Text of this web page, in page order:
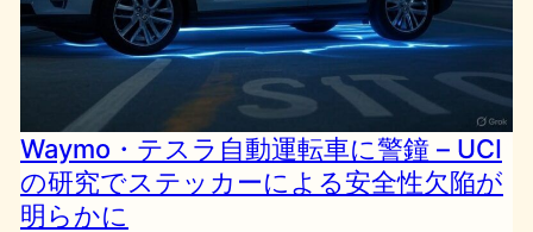
Waymo・テスラ自動運転車に警鐘 – UCI
の研究でステッカーによる安全性欠陥が
明らかに